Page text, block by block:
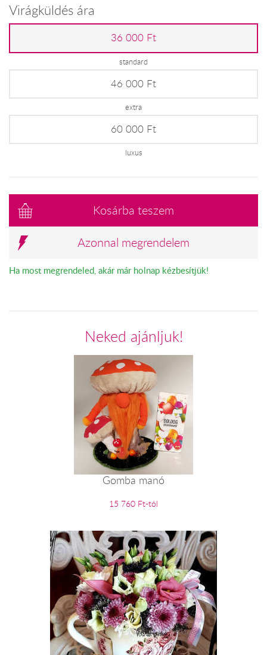
Virágküldés ára
36 000 Ft
standard
46 000 Ft
extra
60 000 Ft
luxus
Kosárba teszem
Azonnal megrendelem
Ha most megrendeled, akár már holnap kézbesítjük!
Neked ajánljuk!
Gomba manó
15 760 Ft-tól